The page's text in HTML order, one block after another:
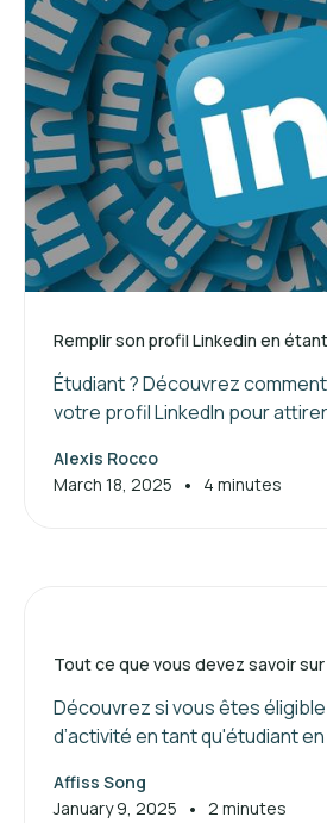
Remplir son profil Linkedin en
Étudiant ? Découvrez
votre profil LinkedIn pour
compétences et booster votre
Alexis Rocco
March 18, 2025
• 4 minutes
Tout ce que vous devez savoir
Découvrez si vous êtes éligible
d’activité en tant qu'étudiant
Affiss Song
January 9, 2025
• 2 minutes